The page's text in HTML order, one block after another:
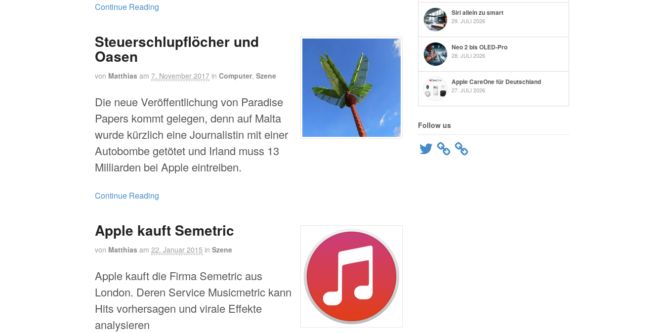
Continue Reading
Steuerschlupflöcher und
Oasen
von Matthias am 7. November 2017 in Computer, Szene
Die neue Veröffentlichung von Paradise
Papers kommt gelegen, denn auf Malta
wurde kürzlich eine Journalistin mit einer
Autobombe getötet und Irland muss 13
Milliarden bei Apple eintreiben.
Continue Reading
Apple kauft Semetric
von Matthias am 22. Januar 2015 in Szene
Apple kauft die Firma Semetric aus
London. Deren Service Musicmetric kann
Hits vorhersagen und virale Effekte
analysieren
Siri allein zu smart
29. JULI 2026
Neo 2 bis OLED-Pro
28. JULI 2026
Apple CareOne für Deutschland
27. JULI 2026
Follow us
Twitter